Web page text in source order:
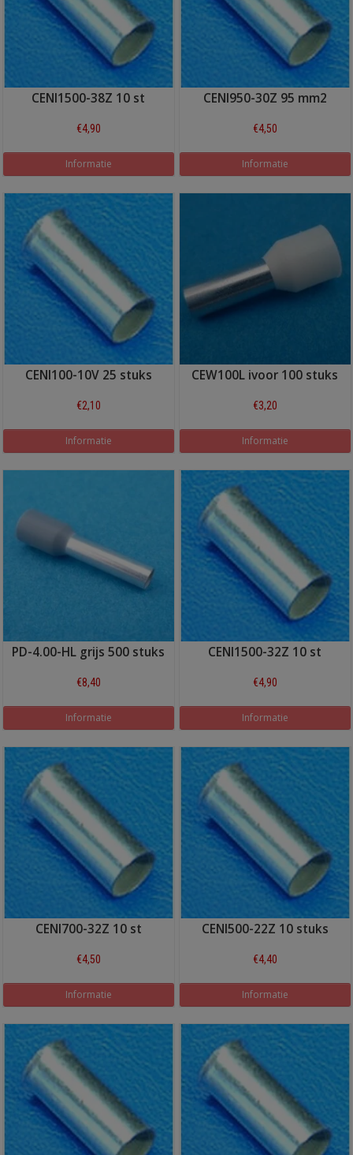
CENI1500-38Z 10 st
€4,90
Informatie
CENI950-30Z 95 mm2
€4,50
Informatie
CENI100-10V 25 stuks
€2,10
Informatie
CEW100L ivoor 100 stuks
€3,20
Informatie
PD-4.00-HL grijs 500 stuks
€8,40
Informatie
CENI1500-32Z 10 st
€4,90
Informatie
CENI700-32Z 10 st
€4,50
Informatie
CENI500-22Z 10 stuks
€4,40
Informatie